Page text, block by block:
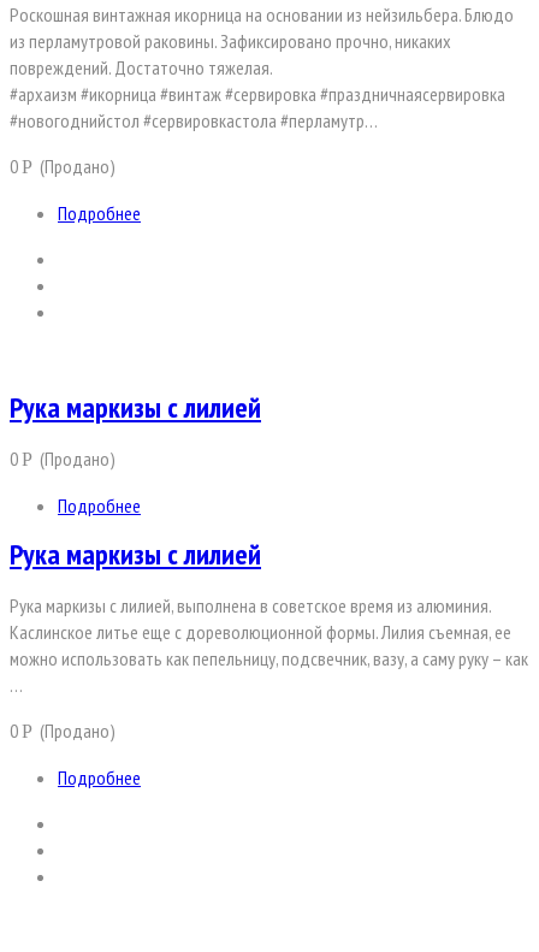
Роскошная винтажная икорница на основании из нейзильбера. Блюдо
из перламутровой раковины. Зафиксировано прочно, никаких
повреждений. Достаточно тяжелая.
#архаизм #икорница #винтаж #сервировка #праздничнаясервировка
#новогоднийстол #сервировкастола #перламутр…
0Р (Продано)
Подробнее
Рука маркизы с лилией
0Р (Продано)
Подробнее
Рука маркизы с лилией
Рука маркизы с лилией, выполнена в советское время из алюминия.
Каслинское литье еще с дореволюционной формы. Лилия съемная, ее
можно использовать как пепельницу, подсвечник, вазу, а саму руку – как
…
0Р (Продано)
Подробнее